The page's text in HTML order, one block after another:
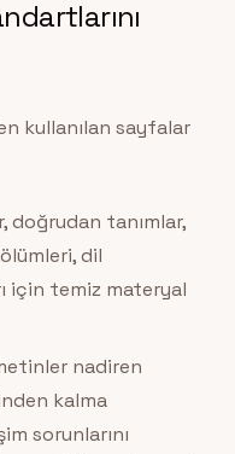
kullanılan sayfalar
doğrudan tanımlar,
dil
için temiz materyal
nadiren
kalma
sorunlarını